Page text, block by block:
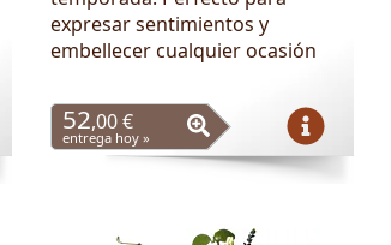
expresar sentimientos y
embellecer cualquier ocasión
52,00 €
entrega hoy »